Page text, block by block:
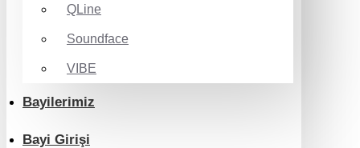
QLine
Soundface
VIBE
Bayilerimiz
Bayi Girişi